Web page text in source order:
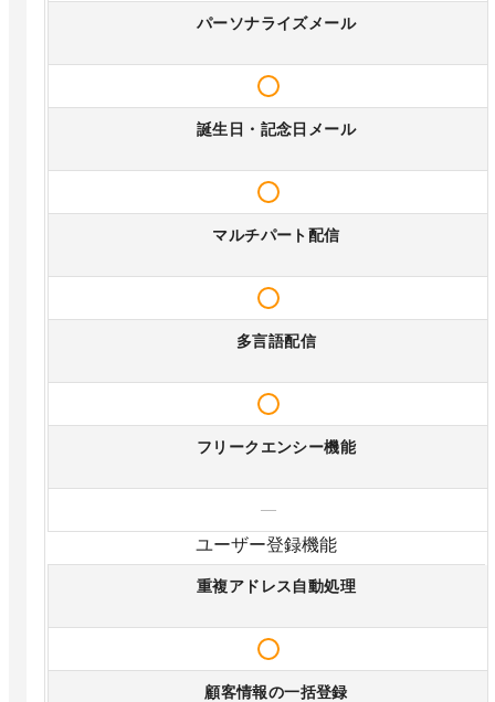
パーソナライズメール
誕生日・記念日メール
マルチパート配信
多言語配信
フリークエンシー機能
—
ユーザー登録機能
重複アドレス自動処理
顧客情報の一括登録